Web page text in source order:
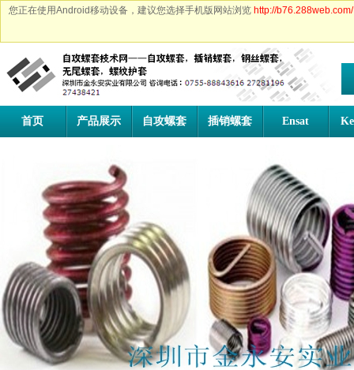
您正在使用Android移动设备，建议您选择手机版网站浏览 http://b76.288web.com/
首页 产品展示 自攻螺套 插销螺套 Ensat